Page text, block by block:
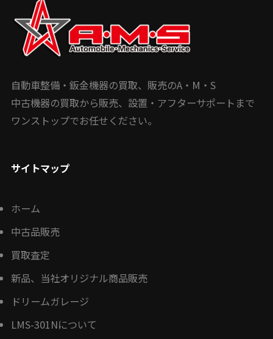
自動車整備・鈑金機器の買取、販売のA・M・S
中古機器の買取から販売、設置・アフターサポートまで
ワンストップでお任せください。
サイトマップ
ホーム
中古品販売
買取査定
新品、当社オリジナル商品販売
ドリームガレージ
LMS-301Nについて